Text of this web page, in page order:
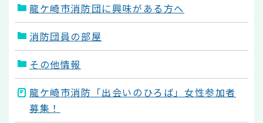
龍ケ崎市消防団に興味がある方へ
消防団員の部屋
その他情報
龍ケ崎市消防「出会いのひろば」女性参加者
募集！